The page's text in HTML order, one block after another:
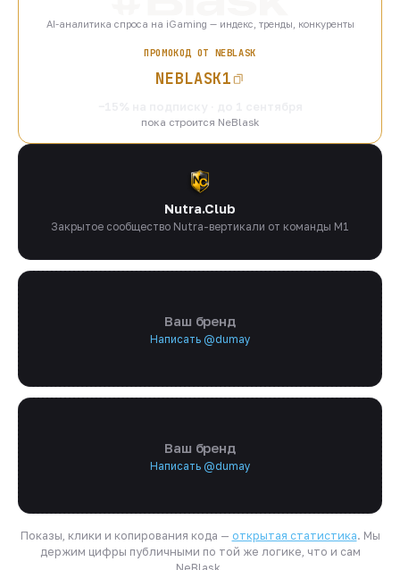
AI-аналитика спроса на iGaming — индекс, тренды, конкуренты
ПРОМОКОД ОТ NEBLASK
NEBLASK1
пока строится NeBlask
Nutra.Club
Закрытое сообщество Nutra-вертикали от команды M1
Ваш бренд
Написать @dumay
Ваш бренд
Написать @dumay
Показы, клики и копирования кода — открытая статистика. Мы
держим цифры публичными по той же логике, что и сам